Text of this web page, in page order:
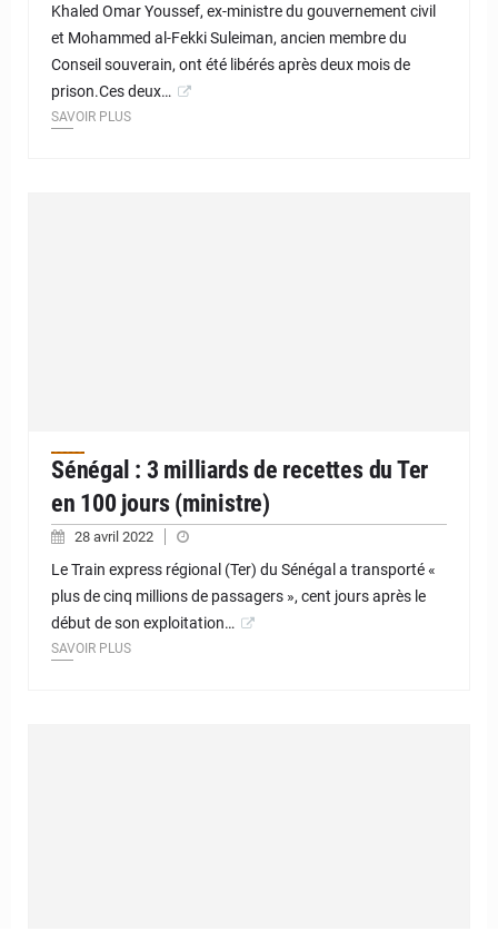
Khaled Omar Youssef, ex-ministre du gouvernement civil
et Mohammed al-Fekki Suleiman, ancien membre du
Conseil souverain, ont été libérés après deux mois de
prison.Ces deux…
SAVOIR PLUS
Sénégal : 3 milliards de recettes du Ter
en 100 jours (ministre)
28 avril 2022
Le Train express régional (Ter) du Sénégal a transporté «
plus de cinq millions de passagers », cent jours après le
début de son exploitation…
SAVOIR PLUS